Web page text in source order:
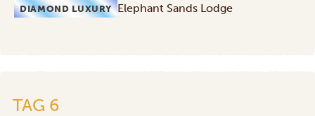
DIAMOND LUXURY Elephant Sands Lodge
TAG 6